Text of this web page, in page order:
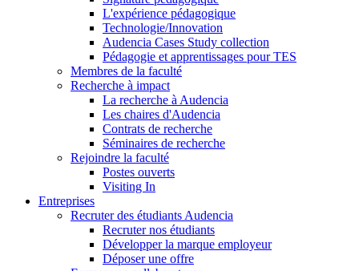
L'expérience pédagogique
Technologie/Innovation
Audencia Cases Study collection
Pédagogie et apprentissages pour TES
Membres de la faculté
Recherche à impact
La recherche à Audencia
Les chaires d'Audencia
Contrats de recherche
Séminaires de recherche
Rejoindre la faculté
Postes ouverts
Visiting In
Entreprises
Recruter des étudiants Audencia
Recruter nos étudiants
Développer la marque employeur
Déposer une offre